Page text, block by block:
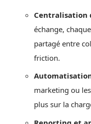
Centralisation
échange,
partagé entre
friction.
marketing ou
plus sur la